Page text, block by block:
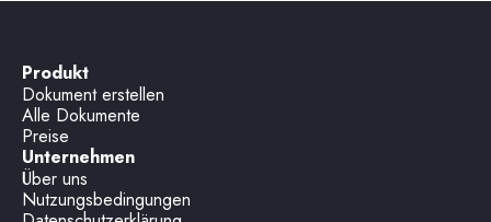
Produkt
Dokument erstellen
Alle Dokumente
Preise
Unternehmen
Über uns
Nutzungsbedingungen